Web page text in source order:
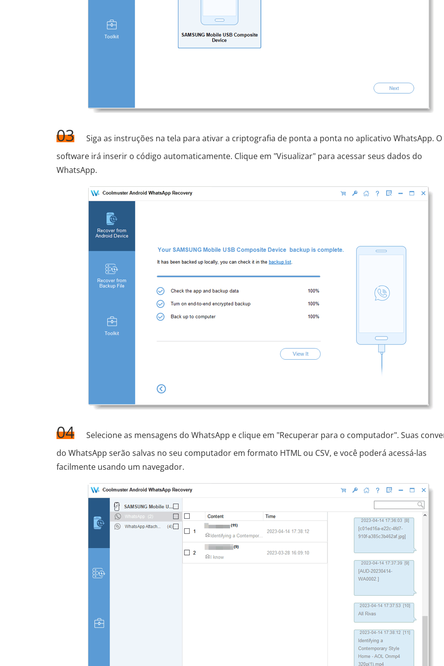
03
Siga as instruções na tela para ativar a criptografia de ponta a ponta no aplicativo WhatsApp. O
software irá inserir o código automaticamente. Clique em "Visualizar" para acessar seus dados do
WhatsApp.
04
Selecione as mensagens do WhatsApp e clique em "Recuperar para o computador". Suas
do WhatsApp serão salvas no seu computador em formato HTML ou CSV, e você poderá acessá-las
facilmente usando um navegador.